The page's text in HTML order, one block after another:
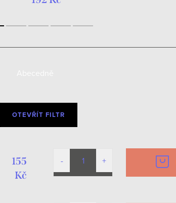
OTEVŘÍT FILTR
155
Kč